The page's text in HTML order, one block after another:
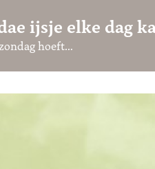
ijsje elke dag
hoeft…